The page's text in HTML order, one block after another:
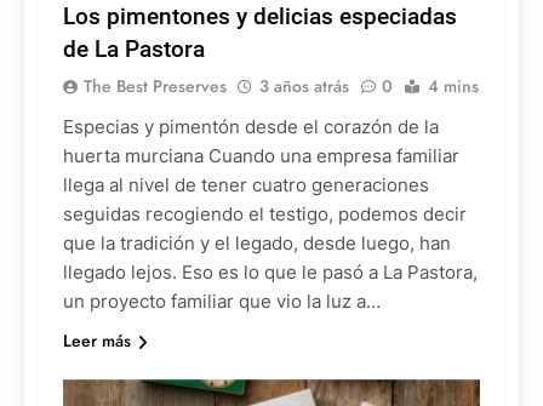
Los pimentones y delicias especiadas
de La Pastora
The Best Preserves 3 años atrás 0 4 mins
Especias y pimentón desde el corazón de la
huerta murciana Cuando una empresa familiar
llega al nivel de tener cuatro generaciones
seguidas recogiendo el testigo, podemos decir
que la tradición y el legado, desde luego, han
llegado lejos. Eso es lo que le pasó a La Pastora,
un proyecto familiar que vio la luz a…
Leer más